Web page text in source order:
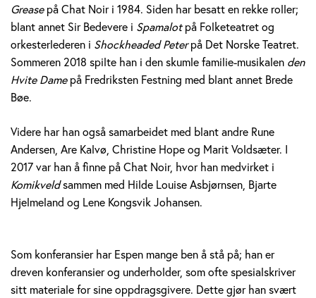
Grease på Chat Noir i 1984. Siden har besatt en rekke roller;
blant annet Sir Bedevere i Spamalotpå Folketeatret og
orkesterlederen i Shockheaded Peterpå Det Norske Teatret.
Sommeren 2018 spilte han i den skumle familie-musikalen den
Hvite Damepå Fredriksten Festning med blant annet Brede
Bøe.
Videre har han også samarbeidet med blant andre Rune
Andersen, Are Kalvø, Christine Hope og Marit Voldsæter. I
2017 var han å finne på Chat Noir, hvor han medvirket i
Komikveldsammen med Hilde Louise Asbjørnsen, Bjarte
Hjelmeland og Lene Kongsvik Johansen.
Som konferansier har Espen mange ben å stå på; han er
dreven konferansier og underholder, som ofte spesialskriver
sitt materiale for sine oppdragsgivere. Dette gjør han svært